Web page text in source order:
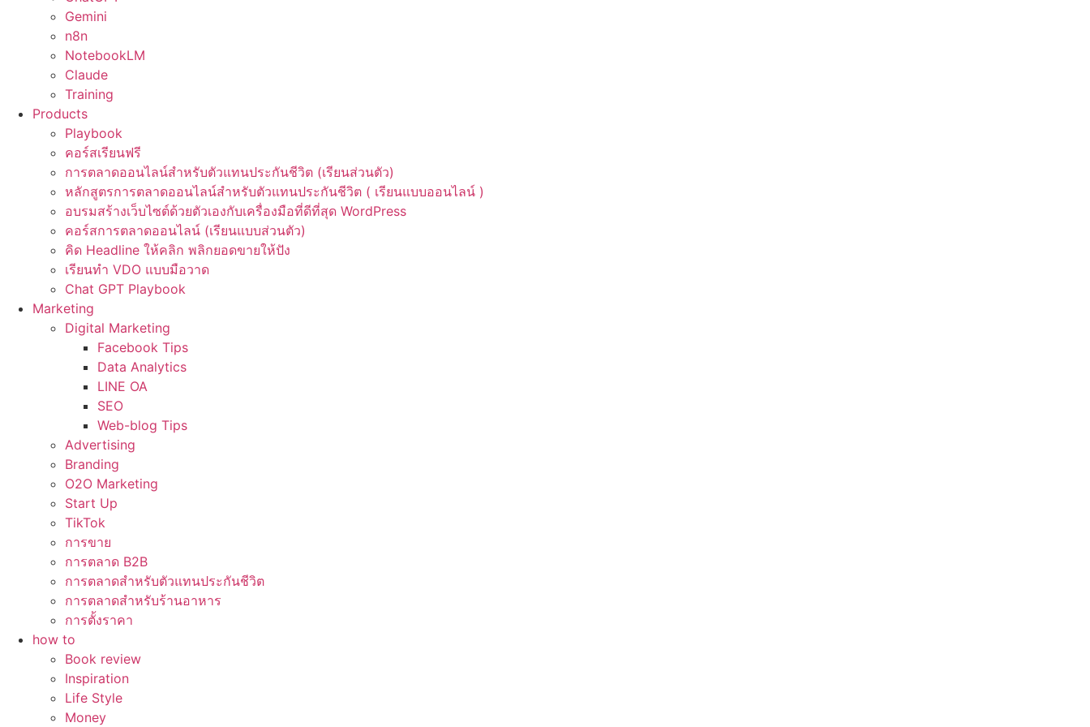
Gemini
n8n
NotebookLM
Claude
Training
Products
Playbook
คอร์สเรียนฟรี
การตลาดออนไลน์สำหรับตัวแทนประกันชีวิต (เรียนส่วนตัว)
หลักสูตรการตลาดออนไลน์สำหรับตัวแทนประกันชีวิต ( เรียนแบบออนไลน์ )
อบรมสร้างเว็บไซต์ด้วยตัวเองกับเครื่องมือที่ดีที่สุด WordPress
คอร์สการตลาดออนไลน์ (เรียนแบบส่วนตัว)
คิด Headline ให้คลิก พลิกยอดขายให้ปัง
เรียนทำ VDO แบบมือวาด
Chat GPT Playbook
Marketing
Digital Marketing
Facebook Tips
Data Analytics
LINE OA
SEO
Web-blog Tips
Advertising
Branding
O2O Marketing
Start Up
TikTok
การขาย
การตลาด B2B
การตลาดสำหรับตัวแทนประกันชีวิต
การตลาดสำหรับร้านอาหาร
การตั้งราคา
how to
Book review
Inspiration
Life Style
Money